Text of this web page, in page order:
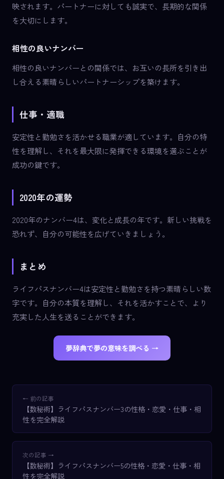
映されます。パートナーに対しても誠実で、長期的な関係
を大切にします。
相性の良いナンバー
相性の良いナンバーとの関係では、お互いの長所を引き出
し合える素晴らしいパートナーシップを築けます。
仕事・適職
安定性と勤勉さを活かせる職業が適しています。自分の特
性を理解し、それを最大限に発揮できる環境を選ぶことが
成功の鍵です。
2020年の運勢
2020年のナンバー4は、変化と成長の年です。新しい挑戦を
恐れず、自分の可能性を広げていきましょう。
まとめ
ライフパスナンバー4は安定性と勤勉さを持つ素晴らしい数
字です。自分の本質を理解し、それを活かすことで、より
充実した人生を送ることができます。
夢辞典で夢の意味を調べる →
← 前の記事
【数秘術】ライフパスナンバー3の性格・恋愛・仕事・相
性を完全解説
次の記事 →
【数秘術】ライフパスナンバー5の性格・恋愛・仕事・相
性を完全解説